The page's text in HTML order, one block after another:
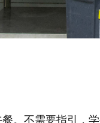
。不需要指引，